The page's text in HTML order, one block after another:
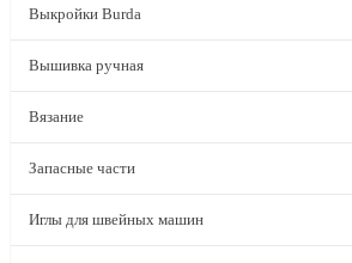
Выкройки Burda
Вышивка ручная
Вязание
Запасные части
Иглы для швейных машин